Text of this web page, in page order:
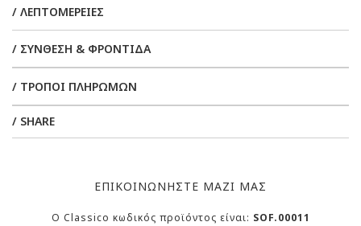
/ ΛΕΠΤΟΜΕΡΕΙΕΣ
/ ΣΥΝΘΕΣΗ & ΦΡΟΝΤΙΔΑ
/ ΤΡΟΠΟΙ ΠΛΗΡΩΜΩΝ
/ SHARE
ΕΠΙΚΟΙΝΩΝΗΣΤΕ ΜΑΖΙ ΜΑΣ
O Classico κωδικός προϊόντος είναι: SOF.00011